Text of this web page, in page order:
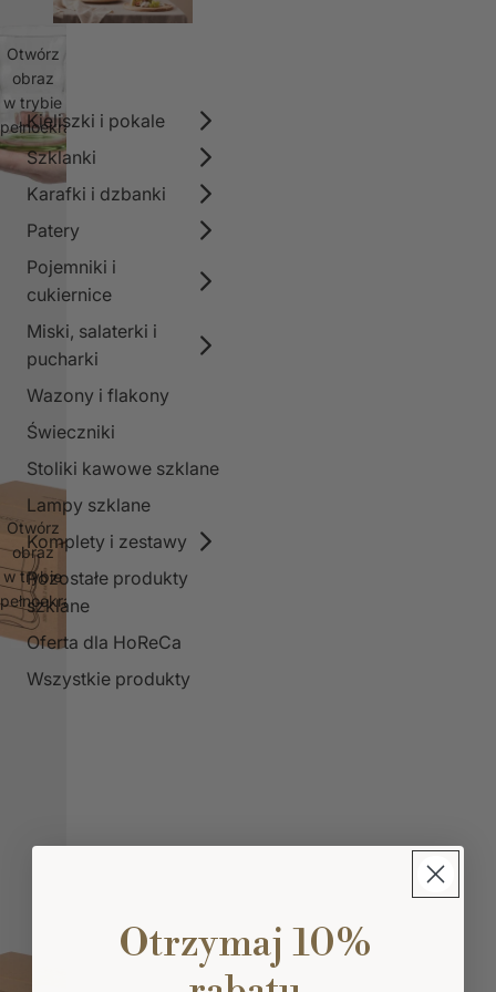
Kieliszki i pokale
Szklanki
Karafki i dzbanki
Patery
Pojemniki i
cukiernice
Miski, salaterki i
pucharki
Wazony i flakony
Świeczniki
Stoliki kawowe szklane
Lampy szklane
Komplety i zestawy
Pozostałe produkty
szklane
Oferta dla HoReCa
Wszystkie produkty
Otwórz
obraz
w trybie
pełnoekranowym
Otwórz
obraz
w trybie
pełnoekranowym
Otrzymaj 10%